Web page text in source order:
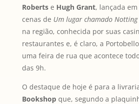
Robertse Hugh Grant, lançada em
cenas de Um lugar chamado
na região, conhecida por suas
restaurantes e, é claro, a
uma feira de rua que acontece
das 9h.
O destaque de hoje é para a
Bookshopque, segundo a